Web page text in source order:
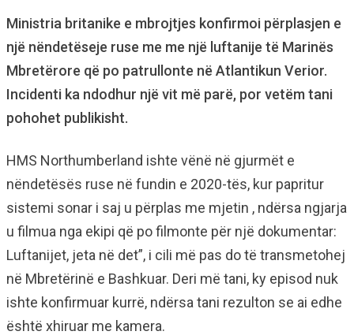
Ministria britanike e mbrojtjes konfirmoi përplasjen e
një nëndetëseje ruse me me një luftanije të Marinës
Mbretërore që po patrullonte në Atlantikun Verior.
Incidenti ka ndodhur një vit më parë, por vetëm tani
pohohet publikisht.
HMS Northumberland ishte vënë në gjurmët e
nëndetësës ruse në fundin e 2020-tës, kur papritur
sistemi sonar i saj u përplas me mjetin , ndërsa ngjarja
u filmua nga ekipi që po filmonte për një dokumentar:
Luftanijet, jeta në det”, i cili më pas do të transmetohej
në Mbretërinë e Bashkuar. Deri më tani, ky episod nuk
ishte konfirmuar kurrë, ndërsa tani rezulton se ai edhe
është xhiruar me kamera.